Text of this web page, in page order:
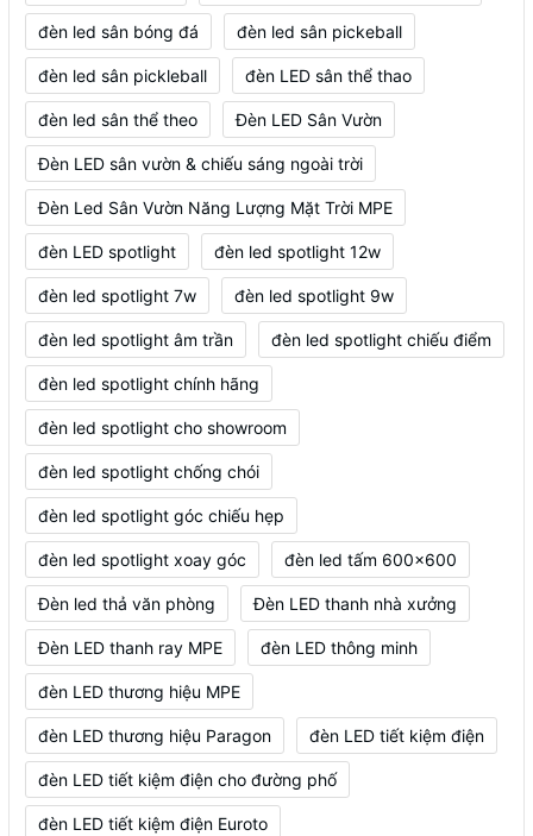
đèn led sân bóng đá đèn led sân pickeball
đèn led sân pickleball đèn LED sân thể thao
đèn led sân thể theo Đèn LED Sân Vườn
Đèn LED sân vườn & chiếu sáng ngoài trời
Đèn Led Sân Vườn Năng Lượng Mặt Trời MPE
đèn LED spotlight đèn led spotlight 12w
đèn led spotlight 7w đèn led spotlight 9w
đèn led spotlight âm trần đèn led spotlight chiếu điểm
đèn led spotlight chính hãng
đèn led spotlight cho showroom
đèn led spotlight chống chói
đèn led spotlight góc chiếu hẹp
đèn led spotlight xoay góc đèn led tấm 600x600
Đèn led thả văn phòng Đèn LED thanh nhà xưởng
Đèn LED thanh ray MPE đèn LED thông minh
đèn LED thương hiệu MPE
đèn LED thương hiệu Paragon đèn LED tiết kiệm điện
đèn LED tiết kiệm điện cho đường phố
đèn LED tiết kiệm điện Euroto